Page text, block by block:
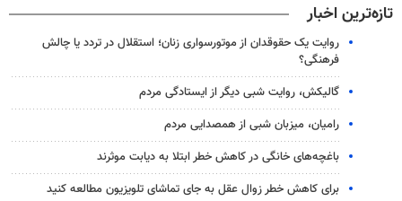
تازه‌ترین اخبار
روایت یک حقوقدان از موتورسواری زنان؛ استقلال در تردد یا چالش
فرهنگی؟
گالیکش، روایت شبی دیگر از ایستادگی مردم
رامیان، میزبان شبی از همصدایی مردم
باغچه‌های خانگی در کاهش خطر ابتلا به دیابت موثرند
برای کاهش خطر زوال عقل به جای تماشای تلویزیون مطالعه کنید